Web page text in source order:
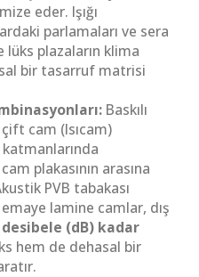
eder. Işığı
parlamaları ve sera
lüks plazaların klima
bir tasarruf matrisi
Baskılı
çift cam (Isıcam)
plakasının arasına
PVB tabakası
lamine camlar, dış
desibele (dB) kadar
hem de dehasal bir